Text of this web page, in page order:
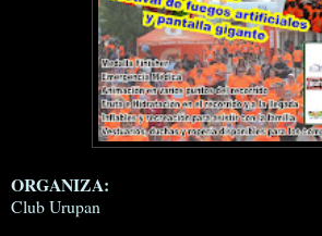
ORGANIZA:
Club Urupan